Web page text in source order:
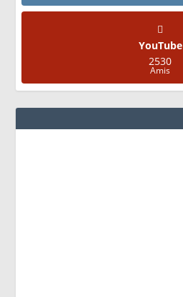
YouTube
2530
Amis